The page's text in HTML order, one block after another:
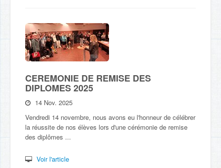
CEREMONIE DE REMISE DES
DIPLOMES 2025
14 Nov. 2025
Vendredi 14 novembre, nous avons eu l'honneur de célébrer
la réussite de nos élèves lors d'une cérémonie de remise
des diplômes ...
Voir l'article